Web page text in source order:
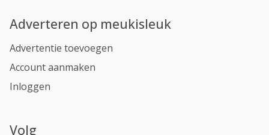
Adverteren op meukisleuk
Advertentie toevoegen
Account aanmaken
Inloggen
Volg